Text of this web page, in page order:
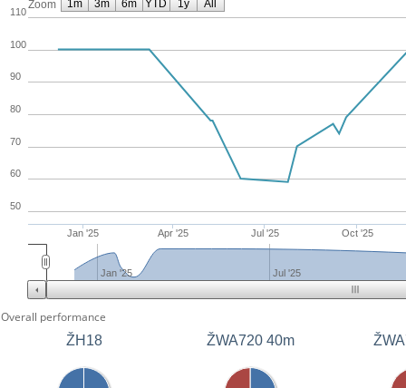
Zoom
Jan '25 Apr '25 Jul '25 Oct '25
50
60
70
80
90
100
110
Jan '25 Jul '25
1m 3m 6m YTD 1y All
Overall performance
ŽH18 ŽWA720 40m